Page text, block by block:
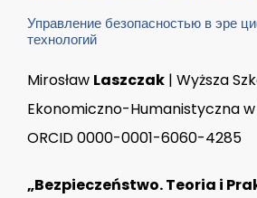
Управление безопасностью в эре
технологий
Mirosław Laszczak | Wyższa
Ekonomiczno-Humanistyczna w
ORCID 0000-0001-6060-4285
„Bezpieczeństwo. Teoria i